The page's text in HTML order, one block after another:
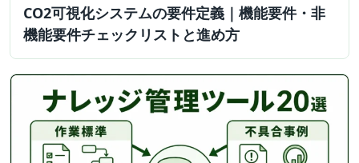
CO2可視化システムの要件定義｜機能要件・非
機能要件チェックリストと進め方